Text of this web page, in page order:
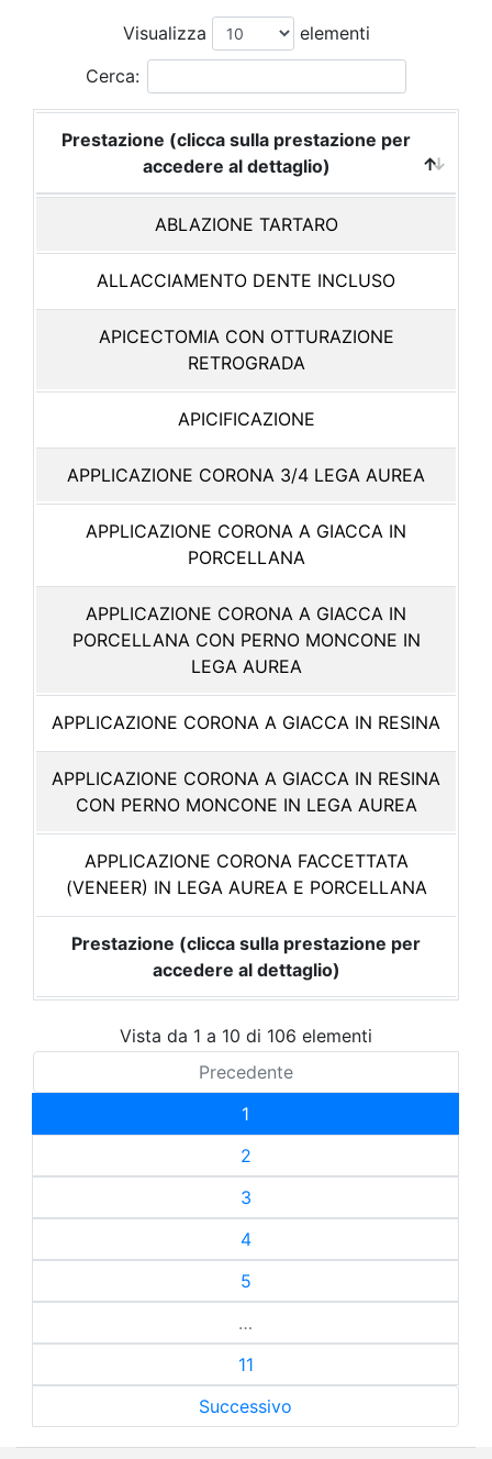
Visualizza
elementi
Cerca:
Prestazione (clicca sulla prestazione per
accedere al dettaglio)
ABLAZIONE TARTARO
ALLACCIAMENTO DENTE INCLUSO
APICECTOMIA CON OTTURAZIONE
RETROGRADA
APICIFICAZIONE
APPLICAZIONE CORONA 3/4 LEGA AUREA
APPLICAZIONE CORONA A GIACCA IN
PORCELLANA
APPLICAZIONE CORONA A GIACCA IN
PORCELLANA CON PERNO MONCONE IN
LEGA AUREA
APPLICAZIONE CORONA A GIACCA IN RESINA
APPLICAZIONE CORONA A GIACCA IN RESINA
CON PERNO MONCONE IN LEGA AUREA
APPLICAZIONE CORONA FACCETTATA
(VENEER) IN LEGA AUREA E PORCELLANA
Prestazione (clicca sulla prestazione per
accedere al dettaglio)
Vista da 1 a 10 di 106 elementi
Precedente
1
2
3
4
5
…
11
Successivo